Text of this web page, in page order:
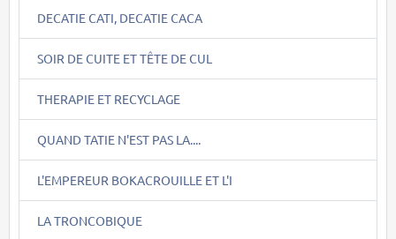
DECATIE CATI, DECATIE CACA
SOIR DE CUITE ET TÊTE DE CUL
THERAPIE ET RECYCLAGE
QUAND TATIE N'EST PAS LA....
L'EMPEREUR BOKACROUILLE ET L'I
LA TRONCOBIQUE